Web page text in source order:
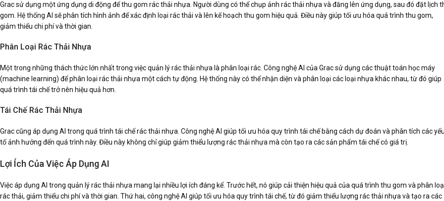
Grac sử dụng một ứng dụng di động để thu gom rác thải nhựa. Người dùng có thể chụp ảnh rác thải nhựa và đăng lên ứng dụng, sau đó đặt lịch
gom. Hệ thống AI sẽ phân tích hình ảnh để xác định loại rác thải và lên kế hoạch thu gom hiệu quả. Điều này giúp tối ưu hóa quá trình thu gom,
giảm thiểu chi phí và thời gian.
Phân Loại Rác Thải Nhựa
Một trong những thách thức lớn nhất trong việc quản lý rác thải nhựa là phân loại rác. Công nghệ AI của Grac sử dụng các thuật toán học máy
(machine learning) để phân loại rác thải nhựa một cách tự động. Hệ thống này có thể nhận diện và phân loại các loại nhựa khác nhau, từ đó giúp
quá trình tái chế trở nên hiệu quả hơn.
Tái Chế Rác Thải Nhựa
Grac cũng áp dụng AI trong quá trình tái chế rác thải nhựa. Công nghệ AI giúp tối ưu hóa quy trình tái chế bằng cách dự đoán và phân tích các
tố ảnh hưởng đến quá trình này. Điều này không chỉ giúp giảm thiểu lượng rác thải nhựa mà còn tạo ra các sản phẩm tái chế có giá trị.
Lợi Ích Của Việc Áp Dụng AI
Việc áp dụng AI trong quản lý rác thải nhựa mang lại nhiều lợi ích đáng kể. Trước hết, nó giúp cải thiện hiệu quả của quá trình thu gom và phân
rác thải, giảm thiểu chi phí và thời gian. Thứ hai, công nghệ AI giúp tối ưu hóa quy trình tái chế, từ đó giảm thiểu lượng rác thải nhựa và tạo ra các